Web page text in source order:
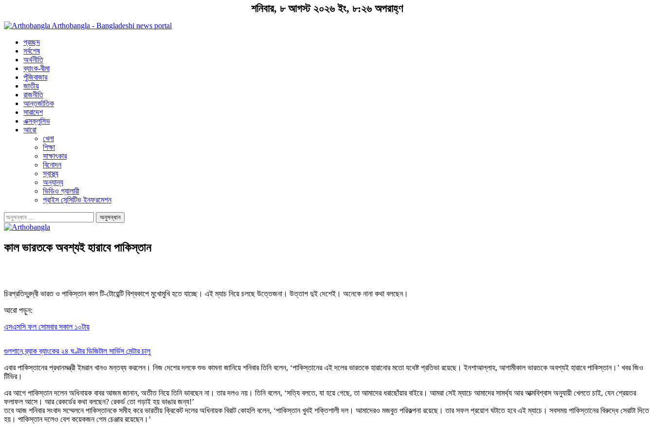
শনিবার, ৮ আগস্ট ২০২৬ ইং, ৮:২৬ অপরাহ্ণ
Arthobangla - Bangladeshi news portal
প্রচ্ছদ
সর্বশেষ
অর্থনীতি
ব্যাংক-বীমা
পুঁজিবাজার
জাতীয়
রাজনীতি
আন্তর্জাতিক
সারাদেশ
এক্সক্লুসিভ
আরো
খেলা
শিক্ষা
সাক্ষাৎকার
বিনোদন
স্বাস্থ্য
অন্যান্য
ভিডিও গ্যালারী
প্রাইস সেন্সিটিভ ইনফরমেশন
কাল ভারতকে অবশ্যই হারাবে পাকিস্তান
চিরপ্রতিদ্বন্দ্বী ভারত ও পাকিস্তান কাল টি-টোয়েন্টি বিশ্বকাপে মুখোমুখি হতে যাচ্ছে। এই ম্যাচ নিয়ে চলছে উত্তেজনা। উত্তাপ দুই দেশেই। অনেকে নানা কথা বলছেন।
আরো পড়ুন:
এসএসসি ফল সোমবার সকাল ১০টায়
গুলশানে ব্র্যাক ব্যাংকের ২৪ ঘণ্টার ডিজিটাল সার্ভিস সেন্টার চালু
এবার পাকিস্তানের প্রধানমন্ত্রী ইমরান খানও মন্তব্য করলেন। নিজ দেশের দলকে শুভ কামনা জানিয়ে শনিবার তিনি বলেন, ‘পাকিস্তানের এই দলের ভারতকে হারানোর মতো যথেষ্ট প্রতিভা রয়েছে। ইনশাআল্লাহ, আগামীকাল ভারতকে অবশ্যই হারাবে পাকিস্তান।’ খবর জিও
টিভির।
এর আগে পাকিস্তান দলেন অধিনায়ক বাবর আজম জানান, অতীত নিয়ে তিনি ভাবছেন না। তার দলও নয়। তিনি বলেন, ‘সত্যি বলতে, যা হয়ে গেছে, তা আমাদের ধরাছোঁয়ার বাইরে। আমরা সেই ম্যাচে আমাদের সামর্থ্য আর আত্মবিশ্বাস অনুযায়ী খেলতে চাই, যেন শ্রেয়তর
ফলাফল আসে। আর রেকর্ডের কথা বলছেন? রেকর্ড তো গড়াই হয় ভাঙার জন্য!’
তবে আজ শনিবার সংবাদ সম্মেলনে পাকিস্তানকে সমীহ করে ভারতীয় ক্রিকেট দলের অধিনায়ক বিরাট কোহলি বলেন, ‘পাকিস্তান খুবই শক্তিশালী দল। আমাদেরও মজবুত পরিকল্পনা রয়েছে। তার সফল প্রয়োগ ঘটাতে হবে এই ম্যাচে। সবসময় পাকিস্তানের বিরুদ্ধে সেরাটা দিতে
হয়। পাকিস্তান দলেও বেশ কয়েকজন গেম চেঞ্জার রয়েছেন।’